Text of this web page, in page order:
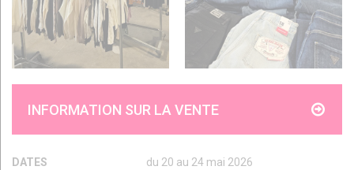
INFORMATION SUR LA VENTE
DATES du 20 au 24 mai 2026